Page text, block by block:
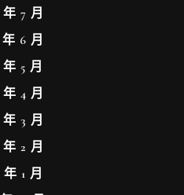
年 7 月
6 月
5 月
年 4 月
年 3 月
年 2 月
年 1 月